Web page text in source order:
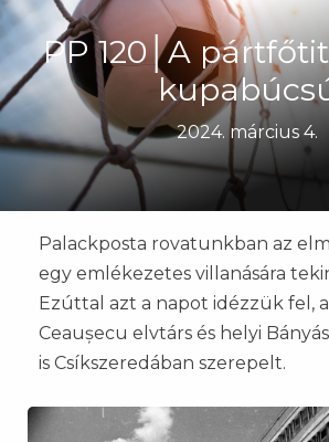
PP 120│A
2024. március 4.
​​​​​​​Palackposta rovatunkban az
egy emlékezetes villanására
Ezúttal azt a napot idézzük fel,
Ceaușecu elvtárs és helyi
is Csíkszeredában szerepelt.